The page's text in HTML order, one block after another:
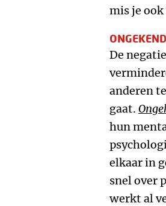
mis je
De
anderen
gaat.
hun
elkaar in
snel over
werkt al